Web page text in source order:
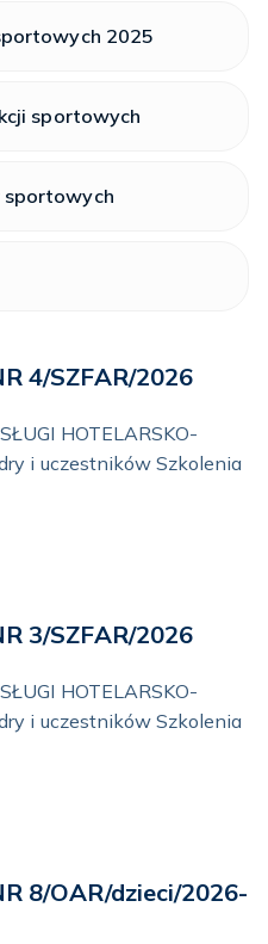
4/SZFAR/2026
HOTELARSKO-
i uczestników Szkolenia
3/SZFAR/2026
HOTELARSKO-
i uczestników Szkolenia
8/OAR/dzieci/2026-
2025
sportowych
sportowych